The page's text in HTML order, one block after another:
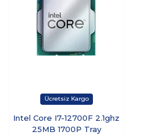
Intel Core I7-12700F 2.1ghz
25MB 1700P Tray